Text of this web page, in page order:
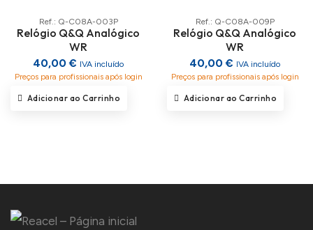
Ref.: Q-C08A-003P
Relógio Q&Q Analógico
WR
40,00 € IVA incluído
Preços para profissionais após login
Adicionar ao Carrinho
Ref.: Q-C08A-009P
Relógio Q&Q Analógico
WR
40,00 € IVA incluído
Preços para profissionais após login
Adicionar ao Carrinho